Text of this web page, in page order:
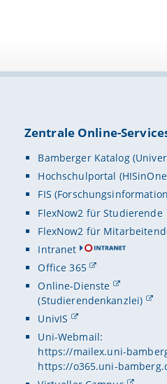
Zentrale Online-
Bamberger Katalog
Hochschulportal
FIS
FlexNow2 für Studierende
FlexNow2 für
Intranet
Office 365
Online-Dienste
(Studierendenkanzlei)
UnivIS
Uni-Webmail:
https://mailex.uni-
https://o365.uni-